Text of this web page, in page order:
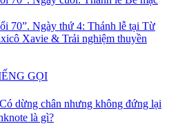
70”. Ngày thứ 4: Thánh lễ tại Từ
Xavie & Trải nghiệm thuyền
GỌI
dừng chân nhưng không đứng lại
là gì?